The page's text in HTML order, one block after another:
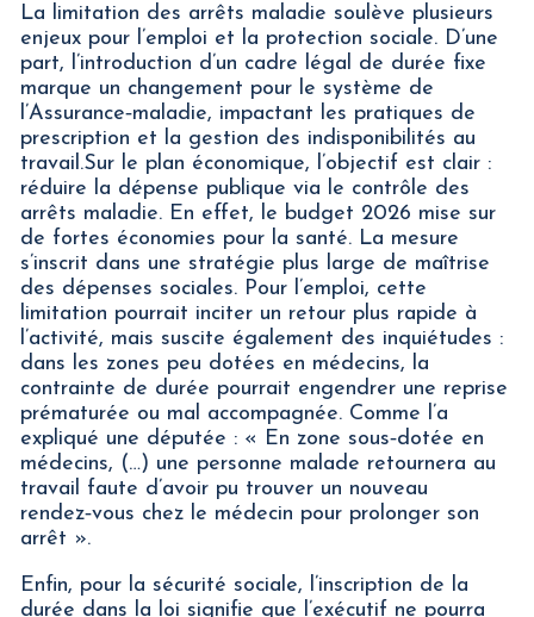
La limitation des arrêts maladie soulève plusieurs
enjeux pour l’emploi et la protection sociale. D’une
part, l’introduction d’un cadre légal de durée fixe
marque un changement pour le système de
l’Assurance‑maladie, impactant les pratiques de
prescription et la gestion des indisponibilités au
travail.Sur le plan économique, l’objectif est clair :
réduire la dépense publique via le contrôle des
arrêts maladie. En effet, le budget 2026 mise sur
de fortes économies pour la santé. La mesure
s’inscrit dans une stratégie plus large de maîtrise
des dépenses sociales. Pour l’emploi, cette
limitation pourrait inciter un retour plus rapide à
l’activité, mais suscite également des inquiétudes :
dans les zones peu dotées en médecins, la
contrainte de durée pourrait engendrer une reprise
prématurée ou mal accompagnée. Comme l’a
expliqué une députée : « En zone sous‐dotée en
médecins, (…) une personne malade retournera au
travail faute d’avoir pu trouver un nouveau
rendez‑vous chez le médecin pour prolonger son
arrêt ».
Enfin, pour la sécurité sociale, l’inscription de la
durée dans la loi signifie que l’exécutif ne pourra